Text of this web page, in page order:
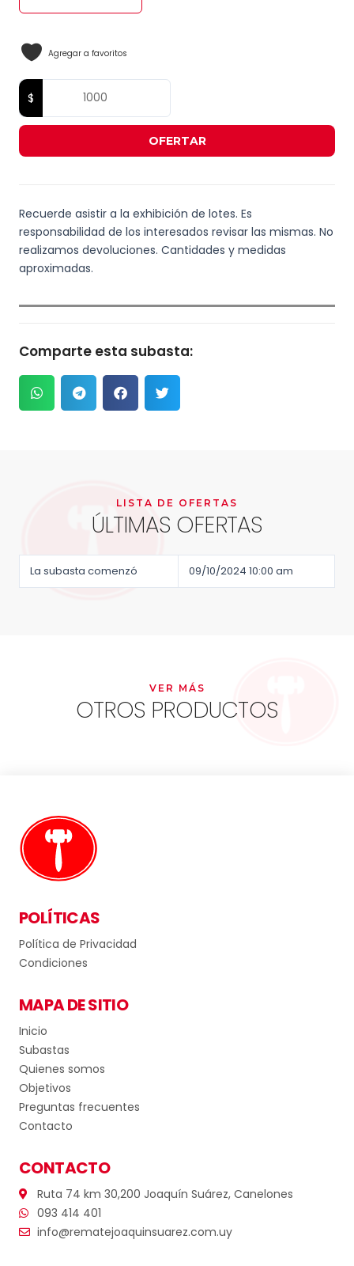
Agregar a favoritos
OFERTAR
Recuerde asistir a la exhibición de lotes. Es
responsabilidad de los interesados revisar las mismas. No
realizamos devoluciones. Cantidades y medidas
aproximadas.
Comparte esta subasta:
LISTA DE OFERTAS
ÚLTIMAS OFERTAS
La subasta comenzó 09/10/2024 10:00 am
VER MÁS
OTROS PRODUCTOS
POLÍTICAS
Política de Privacidad
Condiciones
MAPA DE SITIO
Inicio
Subastas
Quienes somos
Objetivos
Preguntas frecuentes
Contacto
CONTACTO
Ruta 74 km 30,200 Joaquín Suárez, Canelones
093 414 401
info@rematejoaquinsuarez.com.uy